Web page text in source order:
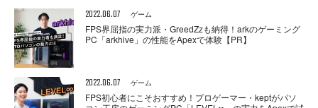
2022.06.07 ゲーム
FPS界屈指の実力派・GreedZzも納得！arkのゲーミング
PC「arkhive」の性能をApexで体験【PR】
2022.06.07 ゲーム
FPS初心者にこそおすすめ！プロゲーマー・keptがパソ